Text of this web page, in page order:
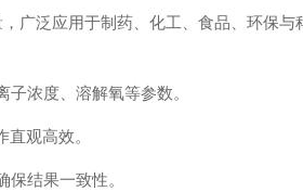
广泛应用于制药、化工、食品、环保与
浓度、溶解氧等参数。
观高效。
结果一致性。